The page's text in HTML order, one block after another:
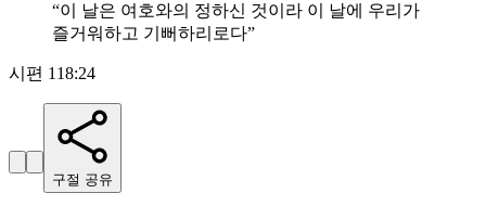
“이 날은 여호와의 정하신 것이라 이 날에 우리가
즐거워하고 기뻐하리로다”
시편 118:24
구절 공유